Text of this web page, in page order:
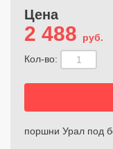
Цена
2 488
руб.
Кол-во:
поршни Урал под